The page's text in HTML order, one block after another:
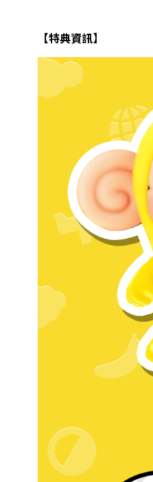
【特典資訊】